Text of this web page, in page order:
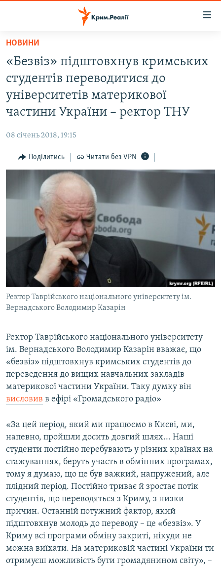
Перейти
основного
матеріалу
Перейти
до
основної
Перейти
пошуку
ВІДЕО ТА ФОТО
ІНТЕРВ'Ю
ВСЕ ЗА ДЕНЬ
СПЕЦПРОЕКТИ
ДЕПОРТАЦІЯ
ВІДЕОУРОКИ «ELIFBE»
СВІДЧЕННЯ ОКУПАЦІЇ
УКРАЇНСЬКА ПРОБЛЕМА КРИМУ
ІНФОГРАФІКА
ЯК ОБІЙТИ БЛОКУВАННЯ
Русский
Qırımtatar
ДОЛУЧАЙСЯ!
НОВИНИ
«Безвіз» підштовхнув кримських
студентів переводитися до
університетів материкової
частини України – ректор ТНУ
08 січень 2018, 19:15
Поділитись Читати без VPN
Ректор Таврійського національного університету ім.
Вернадського Володимир Казарін
Ректор Таврійського національного університету
ім. Вернадського Володимир Казарін вважає, що
«безвіз» підштовхнув кримських студентів до
переведення до вищих навчальних закладів
материкової частини України. Таку думку він
висловив в ефірі «Громадського радіо»
«За цей період, який ми працюємо в Києві, ми,
напевно, пройшли досить довгий шлях... Наші
студенти постійно перебувають у різних країнах на
стажуваннях, беруть участь в обмінних програмах,
тому я думаю, що це був важкий, напружений, але
плідний період. Постійно триває й зростає потік
студентів, що переводяться з Криму, з низки
причин. Останній потужний фактор, який
підштовхнув молодь до переводу – це «безвіз». У
Криму всі програми обміну закриті, нікуди не
можна виїхати. На материковій частині України ти
отримуєш можливість бути громадянином світу», –